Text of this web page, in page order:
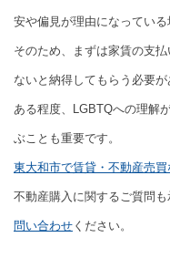
安や偏見が理由になっている
そのため、まずは家賃の支
ないと納得してもらう必要が
ある程度、LGBTQへの理解
ぶことも重要です。
東大和市で賃貸・不動産売
不動産購入に関するご質問
問い合わせ ください。